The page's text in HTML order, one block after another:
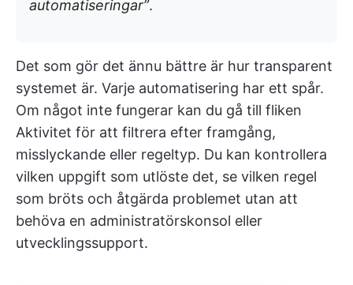
automatiseringar”.
Det som gör det ännu bättre är hur transparent
systemet är. Varje automatisering har ett spår.
Om något inte fungerar kan du gå till fliken
Aktivitet för att filtrera efter framgång,
misslyckande eller regeltyp. Du kan kontrollera
vilken uppgift som utlöste det, se vilken regel
som bröts och åtgärda problemet utan att
behöva en administratörskonsol eller
utvecklingssupport.